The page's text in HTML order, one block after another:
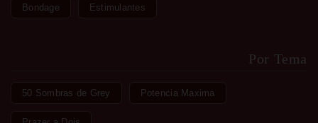
Bondage Estimulantes
Por Tema
50 Sombras de Grey Potencia Maxima